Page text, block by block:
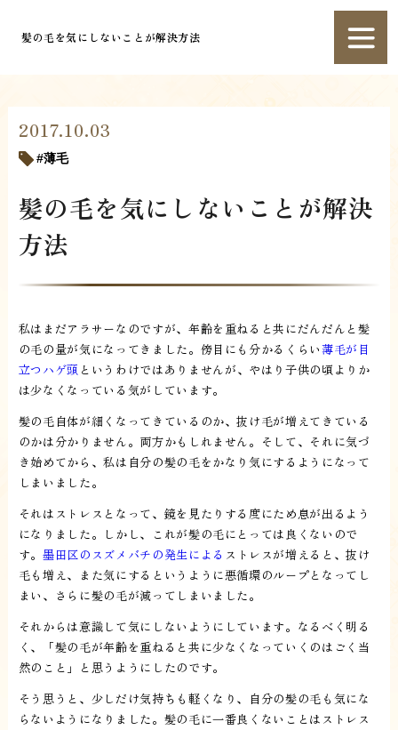
髪の毛を気にしないことが解決方法
2017.10.03
薄毛
髪の毛を気にしないことが解決
方法
私はまだアラサーなのですが、年齢を重ねると共にだんだんと髪
の毛の量が気になってきました。傍目にも分かるくらい薄毛が目
立つハゲ頭 というわけではありませんが、やはり子供の頃よりか
は少なくなっている気がしています。
髪の毛自体が細くなってきているのか、抜け毛が増えてきている
のかは分かりません。両方かもしれません。そして、それに気づ
き始めてから、私は自分の髪の毛をかなり気にするようになって
しまいました。
それはストレスとなって、鏡を見たりする度にため息が出るよう
になりました。しかし、これが髪の毛にとっては良くないので
す。 墨田区のスズメバチの発生による ストレスが増えると、抜け
毛も増え、また気にするというように悪循環のループとなってし
まい、さらに髪の毛が減ってしまいました。
それからは意識して気にしないようにしています。なるべく明る
く、「髪の毛が年齢を重ねると共に少なくなっていくのはごく当
然のこと」と思うようにしたのです。
そう思うと、少しだけ気持ちも軽くなり、自分の髪の毛も気にな
らないようになりました。髪の毛に一番良くないことはストレス